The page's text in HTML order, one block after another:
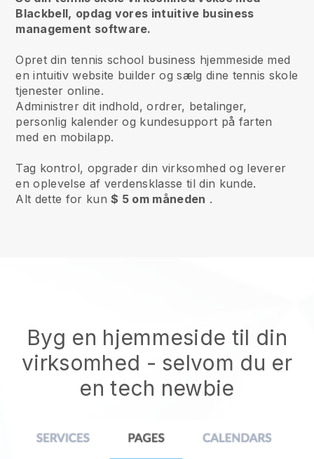
Blackbell, opdag vores intuitive business
management software.
Opret din tennis school business hjemmeside med
en intuitiv website builder og sælg dine tennis skole
tjenester online.
Administrer dit indhold, ordrer, betalinger,
personlig kalender og kundesupport på farten
med en mobilapp.
Tag kontrol, opgrader din virksomhed og leverer
en oplevelse af verdensklasse til din kunde.
Alt dette for kun$ 5 om måneden .
Byg en hjemmeside til din
virksomhed - selvom du er
en tech newbie